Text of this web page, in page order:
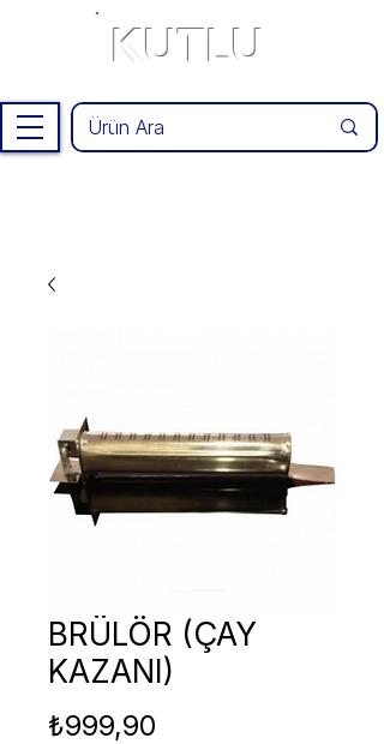
KUTLU
BRÜLÖR (ÇAY
KAZANI)
₺999,90